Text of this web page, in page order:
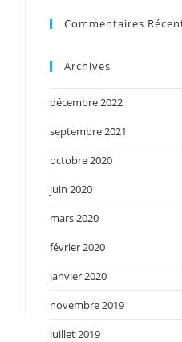
Commentaires
Archives
décembre 2022
septembre 2021
octobre 2020
juin 2020
mars 2020
février 2020
janvier 2020
novembre 2019
juillet 2019